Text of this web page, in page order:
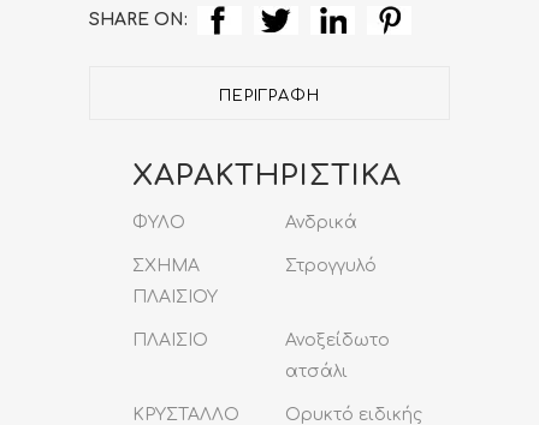
Steel
SHARE ON:
ΠΕΡΙΓΡΑΦΉ
ΧΑΡΑΚΤΗΡΙΣΤΙΚΑ
ΦΥΛΟ Ανδρικά
ΣΧΗΜΑ
ΠΛΑΙΣΙΟΥ
Στρογγυλό
ΠΛΑΙΣΙΟ
Ανοξείδωτο
ατσάλι
ΚΡΥΣΤΑΛΛΟ
Ορυκτό ειδικής